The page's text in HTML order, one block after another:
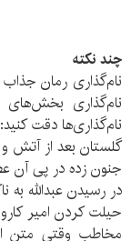
چند نکته
نام‌گذاری رمان
نام‌گذاری
نام‌گذاری‌ها دقت کنید:
گلستان بعد از آتش و
جنون زده در پی آن
در رسیدن عبدالله به
حیلت کردن امیر
مخاطب وقتی متن